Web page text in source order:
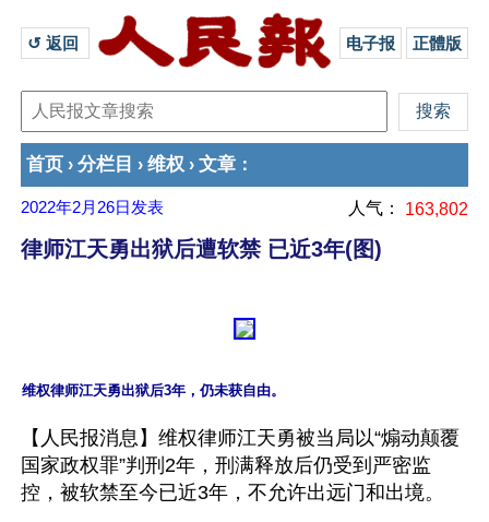
↺ 返回 电子报 正體版
首页 › 分栏目 › 维权 › 文章 ：
2022年2月26日 发表 人气： 163,802
律师江天勇出狱后遭软禁 已近3年(图)
【人民报消息】维权律师江天勇被当局以“煽动颠覆
国家政权罪”判刑2年，刑满释放后仍受到严密监
控，被软禁至今已近3年，不允许出远门和出境。